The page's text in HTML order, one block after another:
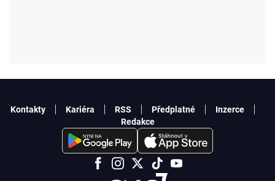
Kontakty Kariéra RSS Předplatné
Inzerce
Redakce